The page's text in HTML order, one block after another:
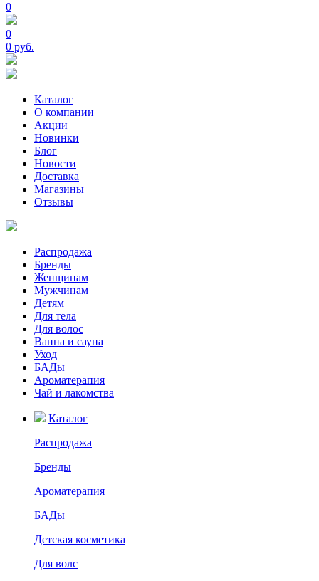
0
0
0 руб.
Каталог
О компании
Акции
Новинки
Блог
Новости
Доставка
Магазины
Отзывы
Распродажа
Бренды
Женщинам
Мужчинам
Детям
Для тела
Для волос
Ванна и сауна
Уход
БАДы
Ароматерапия
Чай и лакомства
Каталог
Распродажа
Бренды
Ароматерапия
БАДы
Детская косметика
Для волс